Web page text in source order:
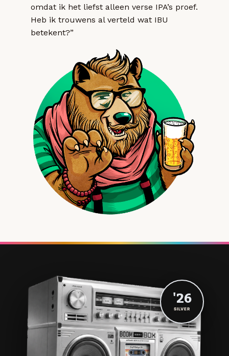
omdat ik het liefst alleen verse IPA’s proef.
Heb ik trouwens al verteld wat IBU
betekent?”
'26
SILVER